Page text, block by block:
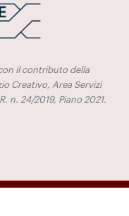
il contributo della
Creativo, Area Servizi
n. 24/2019, Piano 2021.